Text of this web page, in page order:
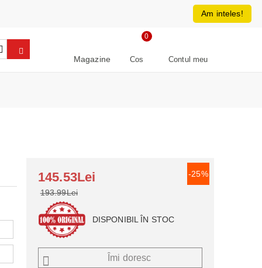
RON
Magazine Cos
0
Contul meu
-25%
145.53Lei
193.99Lei
DISPONIBIL ÎN STOC
Îmi doresc
Am inteles!